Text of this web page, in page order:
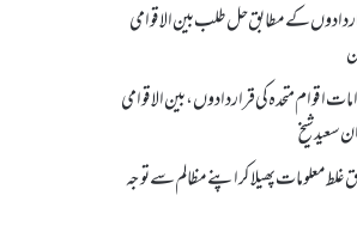
کے مطابق حل طلب بین الاقوامی
اقوام متحدہ کی قراردادوں، بین الاقوامی
سعید شیخ
معلومات پھیلا کر اپنے مظالم سے توجہ